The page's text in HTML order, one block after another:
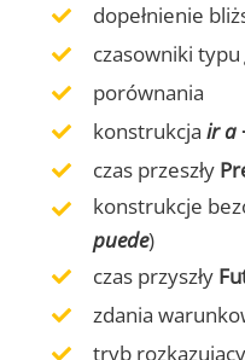
dopełnienie
czasowniki typu
porównania
konstrukcja ir a
czas przeszły
konstrukcje
puede)
czas przyszły
zdania
tryb rozkazujący